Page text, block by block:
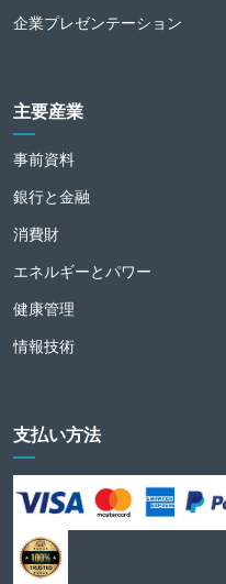
企業プレゼンテーション
主要産業
事前資料
銀行と金融
消費財
エネルギーとパワー
健康管理
情報技術
支払い方法